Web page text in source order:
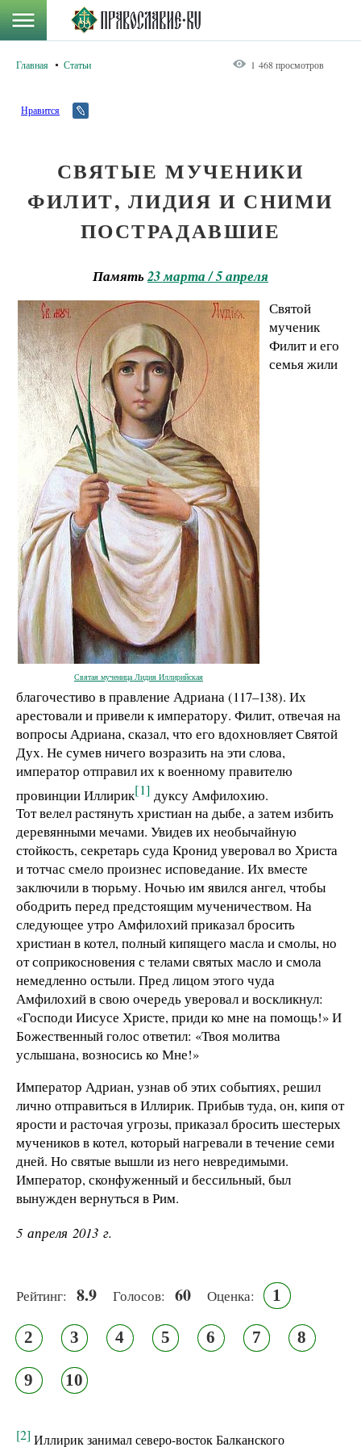
Главная Статьи 1 468 просмотров
Нравится
СВЯТЫЕ МУЧЕНИКИ
ФИЛИТ, ЛИДИЯ И СНИМИ
ПОСТРАДАВШИЕ
Память23 марта / 5 апреля
Святая мученица Лидия Иллирийская
Святой
мученик
Филит и его
семья жили
благочестиво в правление Адриана (117–138). Их
арестовали и привели к императору. Филит, отвечая на
вопросы Адриана, сказал, что его вдохновляет Святой
Дух. Не сумев ничего возразить на эти слова,
император отправил их к военному правителю
провинции Иллирик[1] дуксу Амфилохию.
Тот велел растянуть христиан на дыбе, а затем избить
деревянными мечами. Увидев их необычайную
стойкость, секретарь суда Кронид уверовал во Христа
и тотчас смело произнес исповедание. Их вместе
заключили в тюрьму. Ночью им явился ангел, чтобы
ободрить перед предстоящим мученичеством. На
следующее утро Амфилохий приказал бросить
христиан в котел, полный кипящего масла и смолы, но
от соприкосновения с телами святых масло и смола
немедленно остыли. Пред лицом этого чуда
Амфилохий в свою очередь уверовал и воскликнул:
«Господи Иисусе Христе, приди ко мне на помощь!» И
Божественный голос ответил: «Твоя молитва
услышана, возносись ко Мне!»
Император Адриан, узнав об этих событиях, решил
лично отправиться в Иллирик. Прибыв туда, он, кипя от
ярости и расточая угрозы, приказал бросить шестерых
мучеников в котел, который нагревали в течение семи
дней. Но святые вышли из него невредимыми.
Император, сконфуженный и бессильный, был
вынужден вернуться в Рим.
5 апреля 2013 г.
Рейтинг: 8.9 Голосов: 60 Оценка: 1
2 3 4 5 6 7 8
9 10
[2] Иллирик занимал северо-восток Балканского